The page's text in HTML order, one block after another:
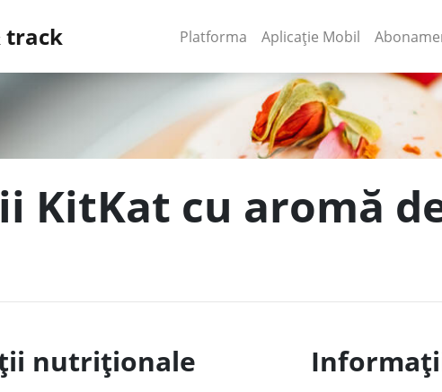
track Platforma (current)
Aplicație Mobil (current)
KitKat cu aromă
nutriționale